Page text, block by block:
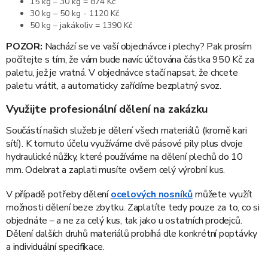
30 kg – 50 kg - 1120 Kč
50 kg – jakákoliv = 1390 Kč
POZOR: Nachází se ve vaší objednávce i plechy? Pak prosím
počítejte s tím, že vám bude navíc účtována částka 950 Kč za
paletu, jež je vratná. V objednávce stačí napsat, že chcete
paletu vrátit, a automaticky zařídíme bezplatný svoz.
Využijte profesionální dělení na zakázku
Součástí našich služeb je dělení všech materiálů (kromě kari
sítí). K tomuto účelu využíváme dvě pásové pily plus dvoje
hydraulické nůžky, které používáme na dělení plechů do 10
mm. Odebrat a zaplati musíte ovšem celý výrobní kus.
V případě potřeby děleníocelových nosníkůmůžete využít
možnosti dělení beze zbytku. Zaplatíte tedy pouze za to, co si
objednáte – a ne za celý kus, tak jako u ostatních prodejců.
Dělení dalších druhů materiálů probíhá dle konkrétní poptávky
a individuální specifikace.